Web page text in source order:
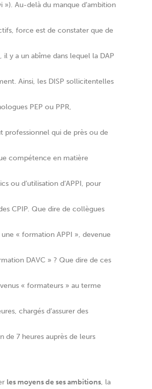
»). Au-delà du manque d’ambition
force est de constater que de
y a un abîme dans lequel la DAP
Ainsi, les DISP sollicitentelles
PEP ou PPR,
professionnel qui de près ou de
compétence en matière
ou d’utilisation d’APPI, pour
CPIP. Que dire de collègues
« formation APPI », devenue
DAVC » ? Que dire de ces
« formateurs » au terme
chargés d’assurer des
de 7 heures auprès de leurs
les moyens de ses ambitions, la